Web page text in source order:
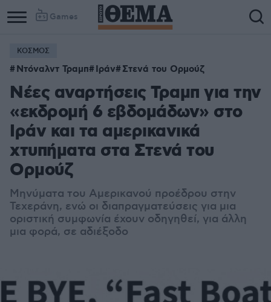
Games
ΚΟΣΜΟΣ
Ντόναλντ Τραμπ Ιράν Στενά του Ορμούζ
Νέες αναρτήσεις Τραμπ για την
«εκδρομή 6 εβδομάδων» στο
Ιράν και τα αμερικανικά
χτυπήματα στα Στενά του
Ορμούζ
Μηνύματα του Αμερικανού προέδρου στην
Τεχεράνη, ενώ οι διαπραγματεύσεις για μια
οριστική συμφωνία έχουν οδηγηθεί, για άλλη
μια φορά, σε αδιέξοδο